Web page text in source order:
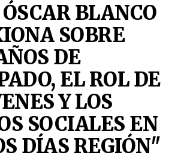
BLANCO
SOBRE
DE
EL ROL DE
Y LOS
SOCIALES EN
DÍAS REGIÓN"